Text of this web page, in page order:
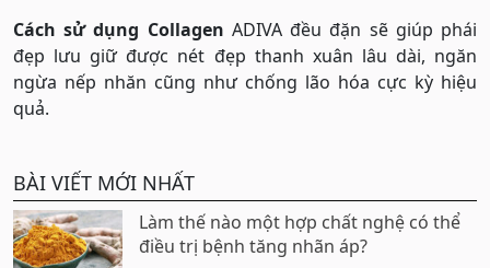
Cách sử dụng Collagen ADIVA đều đặn sẽ giúp phái
đẹp lưu giữ được nét đẹp thanh xuân lâu dài, ngăn
ngừa nếp nhăn cũng như chống lão hóa cực kỳ hiệu
quả.
BÀI VIẾT MỚI NHẤT
Làm thế nào một hợp chất nghệ có thể
điều trị bệnh tăng nhãn áp?